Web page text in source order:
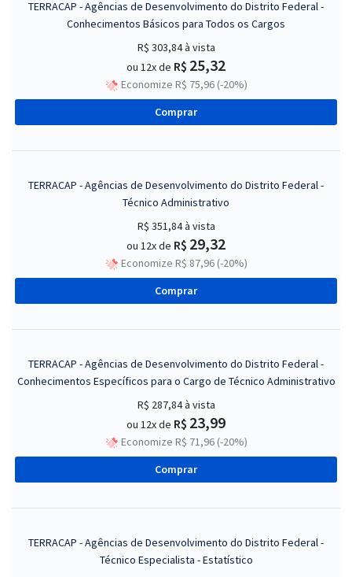
TERRACAP - Agências de Desenvolvimento do Distrito Federal -
Conhecimentos Básicos para Todos os Cargos
R$ 303,84à vista
ou 12x de R$ 25,32
Economize R$ 75,96 (-20%)
Comprar
TERRACAP - Agências de Desenvolvimento do Distrito Federal -
Técnico Administrativo
R$ 351,84à vista
ou 12x de R$ 29,32
Economize R$ 87,96 (-20%)
Comprar
TERRACAP - Agências de Desenvolvimento do Distrito Federal -
Conhecimentos Específicos para o Cargo de Técnico Administrativo
R$ 287,84à vista
ou 12x de R$ 23,99
Economize R$ 71,96 (-20%)
Comprar
TERRACAP - Agências de Desenvolvimento do Distrito Federal -
Técnico Especialista - Estatístico